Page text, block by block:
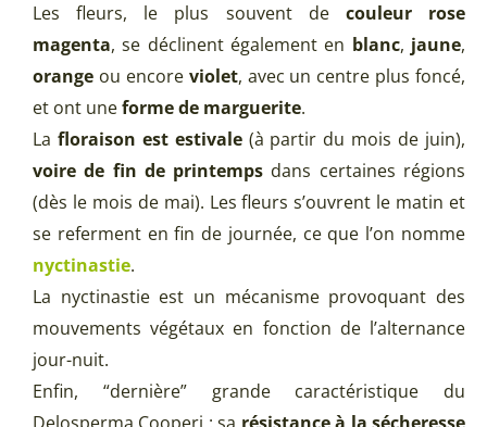
Les fleurs, le plus souvent de couleur rose
magenta, se déclinent également en blanc, jaune,
orange ou encore violet, avec un centre plus foncé,
et ont uneforme de marguerite.
La floraison est estivale(à partir du mois de juin),
voire de fin de printemps dans certaines régions
(dès le mois de mai). Les fleurs s’ouvrent le matin et
se referment en fin de journée, ce que l’on nomme
nyctinastie.
La nyctinastie est un mécanisme provoquant des
mouvements végétaux en fonction de l’alternance
jour-nuit.
Enfin, “dernière” grande caractéristique du